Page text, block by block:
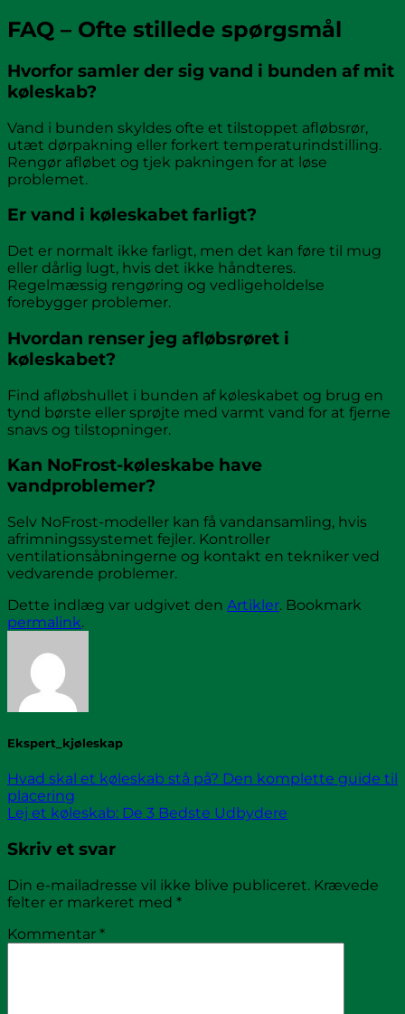
FAQ – Ofte stillede spørgsmål
Hvorfor samler der sig vand i bunden af mit
køleskab?
Vand i bunden skyldes ofte et tilstoppet afløbsrør,
utæt dørpakning eller forkert temperaturindstilling.
Rengør afløbet og tjek pakningen for at løse
problemet.
Er vand i køleskabet farligt?
Det er normalt ikke farligt, men det kan føre til mug
eller dårlig lugt, hvis det ikke håndteres.
Regelmæssig rengøring og vedligeholdelse
forebygger problemer.
Hvordan renser jeg afløbsrøret i
køleskabet?
Find afløbshullet i bunden af køleskabet og brug en
tynd børste eller sprøjte med varmt vand for at fjerne
snavs og tilstopninger.
Kan NoFrost-køleskabe have
vandproblemer?
Selv NoFrost-modeller kan få vandansamling, hvis
afrimningssystemet fejler. Kontroller
ventilationsåbningerne og kontakt en tekniker ved
vedvarende problemer.
Dette indlæg var udgivet den Artikler. Bookmark
permalink.
Ekspert_kjøleskap
Hvad skal et køleskab stå på? Den komplette guide til
placering
Lej et køleskab: De 3 Bedste Udbydere
Skriv et svar
Din e-mailadresse vil ikke blive publiceret. Krævede
felter er markeret med *
Kommentar *